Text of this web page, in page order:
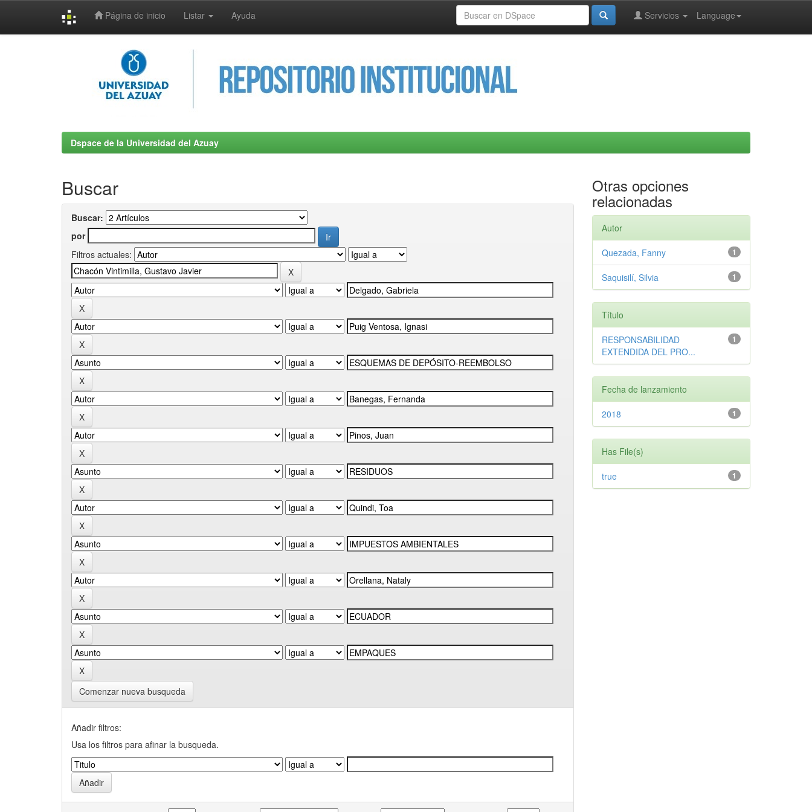
Página de inicio Listar Ayuda Language
Servicios
Dspace de la Universidad del Azuay
Buscar
Buscar:
por
Filtros actuales:
Comenzar nueva busqueda
Añadir filtros:
Usa los filtros para afinar la busqueda.
Otras opciones
relacionadas
Autor
1
Quezada, Fanny
1
Saquisilí, Silvia
Título
1
RESPONSABILIDAD
EXTENDIDA DEL PRO...
Fecha de lanzamiento
1
2018
Has File(s)
1
true